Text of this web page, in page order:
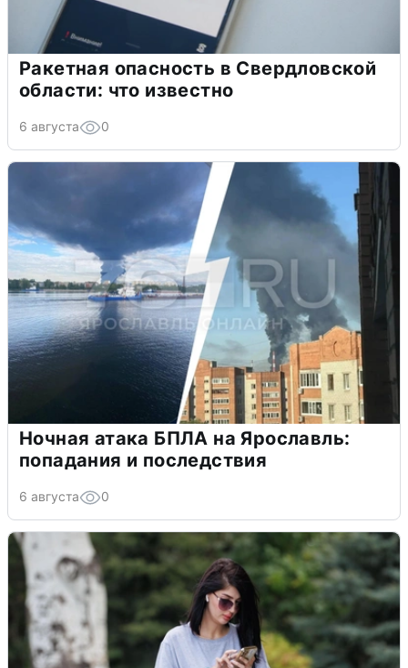
Ракетная опасность в Свердловской
области: что известно
6 августа 0
Ночная атака БПЛА на Ярославль:
попадания и последствия
6 августа 0